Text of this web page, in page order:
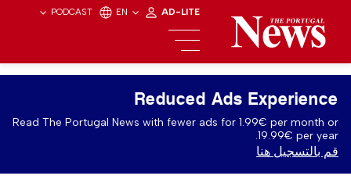
PODCAST EN AD-LITE
Reduced Ads Experience
Read The Portugal News with fewer ads for 1.99€ per month or
19.99€ per year.
قم بالتسجيل هنا